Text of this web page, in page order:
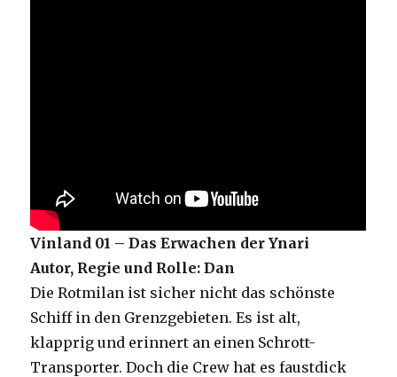
Vinland 01 – Das Erwachen der Ynari
Autor, Regie und Rolle: Dan
Die Rotmilan ist sicher nicht das schönste
Schiff in den Grenzgebieten. Es ist alt,
klapprig und erinnert an einen Schrott-
Transporter. Doch die Crew hat es faustdick